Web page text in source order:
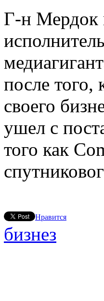
Г-н Мердок
после
своего
ушел с
того как
Нравится
бизнез